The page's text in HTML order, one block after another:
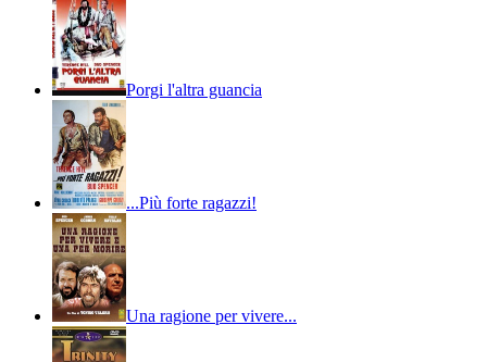
Porgi l'altra guancia
...Più forte ragazzi!
Una ragione per vivere...